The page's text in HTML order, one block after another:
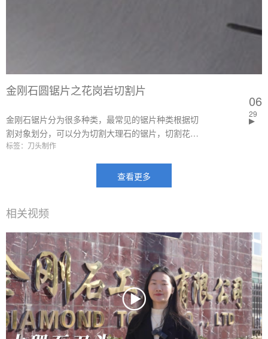
金刚石圆锯片之花岗岩切割片
金刚石锯片分为很多种类，最常见的锯片种类根据切
割对象划分，可以分为切割大理石的锯片，切割花岗
岩的锯片，切割砂岩的锯片等等，本文主要根据花岗
岩切割片的特点进行相关的介绍和说明。
标签：刀头制作
06
29
查看更多
相关视频